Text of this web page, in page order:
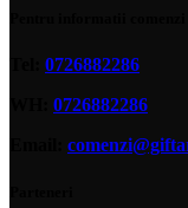
0726882286
0726882286